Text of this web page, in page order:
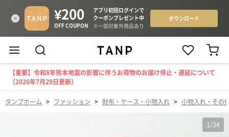
【重要】令和8年熊本地震の影響に伴うお荷物のお届け停止・遅延について
（2026年7月29日更新）
タンプホーム > ファッション > 財布・ケース・小物入れ > 小物入れ・その
1 /34